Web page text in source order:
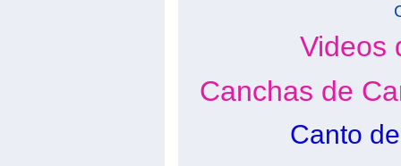
Videos
Canchas de
Canto